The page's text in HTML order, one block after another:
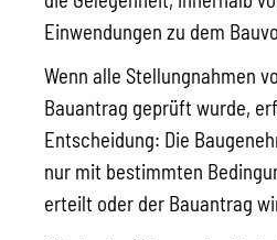
Einwendungen zu dem
Wenn alle Stellungnahmen
Bauantrag geprüft wurde,
Entscheidung: Die
nur mit bestimmten
erteilt oder der Bauantrag